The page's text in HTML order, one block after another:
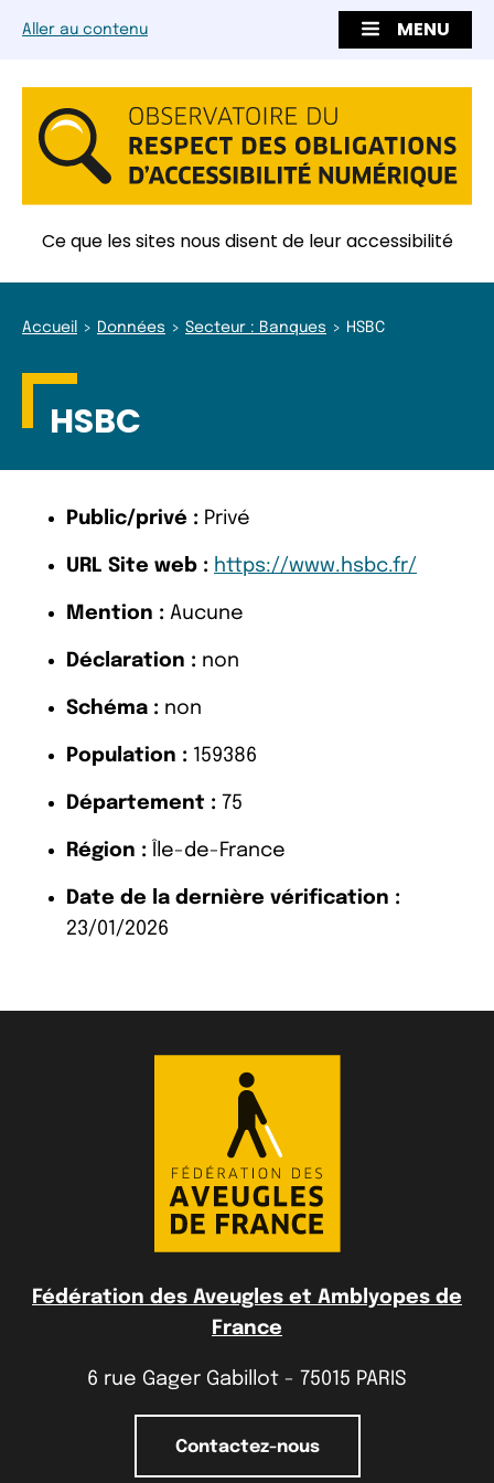
Aller au contenu MENU
Ce que les sites nous disent de leur accessibilité
Accueil Données Secteur : Banques HSBC
HSBC
Public/privé : Privé
URL Site web : https://www.hsbc.fr/
Mention : Aucune
Déclaration : non
Schéma : non
Population : 159386
Département : 75
Région : Île-de-France
Date de la dernière vérification :
23/01/2026
Fédération des Aveugles et Amblyopes de
France
6 rue Gager Gabillot - 75015 PARIS
Contactez-nous